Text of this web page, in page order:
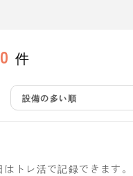
0 件
設備の多い順
トレ活で記録できます。